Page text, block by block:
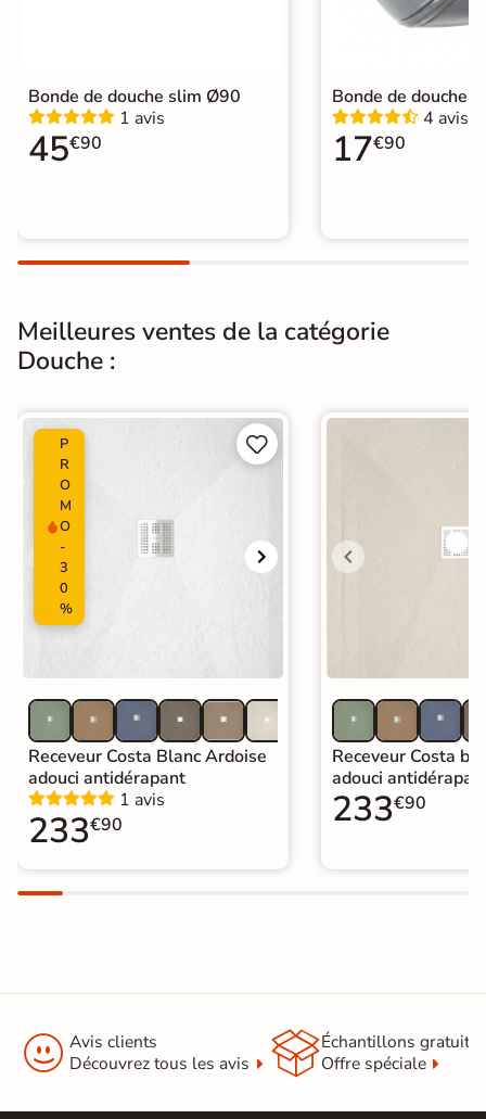
Normes
Origine
Pleine masse Oui
Catégories
Bonde de douche slim Ø90
1 avis
45€90
Bonde de douche
4 avis
17€90
Meilleures ventes de la catégorie
Douche :
P
R
O
M
O
-
3
0
%


Receveur Costa Blanc Ardoise
adouci antidérapant
1 avis
233€90
Receveur Costa
adouci
233€90
 Avis clients
Découvrez tous les avis
Échantillons gratuit
Offre spéciale